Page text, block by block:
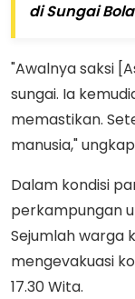
di Sungai
"Awalnya saksi
sungai. Ia
memastikan.
manusia,"
Dalam kondisi
perkampungan
Sejumlah warga
mengevakuasi
17.30 Wita.